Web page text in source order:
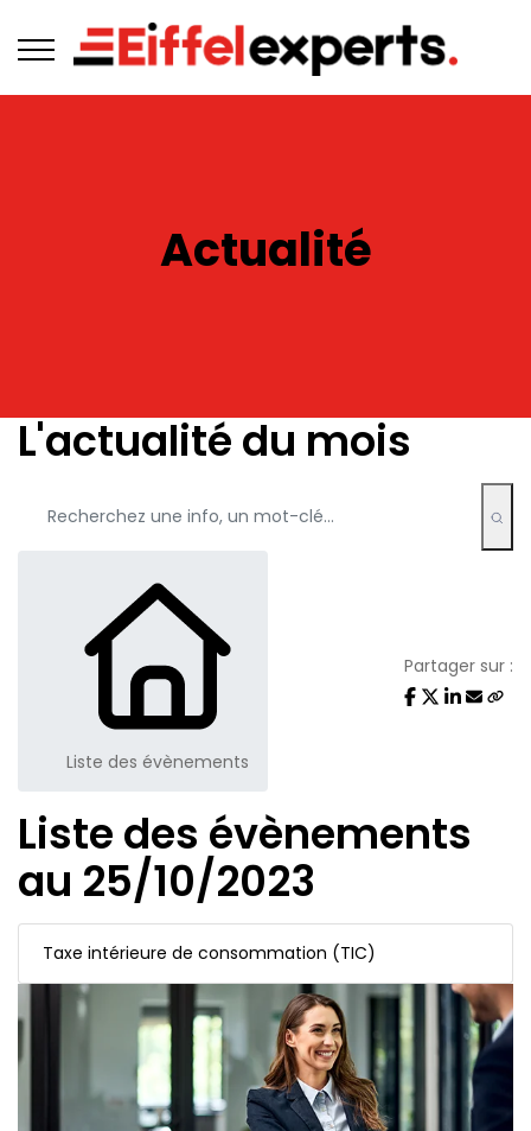
Actualité
L'actualité du mois
Liste des évènements
Partager sur :
Liste des évènements
au 25/10/2023
Taxe intérieure de consommation (TIC)